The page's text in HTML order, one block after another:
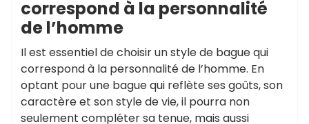
correspond à la personnalité
de l’homme
Il est essentiel de choisir un style de bague qui
correspond à la personnalité de l’homme. En
optant pour une bague qui reflète ses goûts, son
caractère et son style de vie, il pourra non
seulement compléter sa tenue, mais aussi